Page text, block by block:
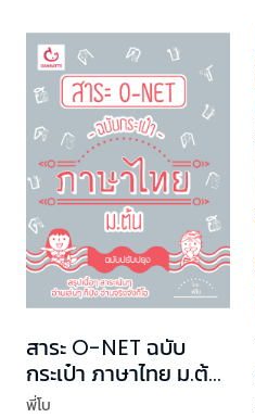
สาระ O-NET ฉบับ
กระเป๋า ภาษาไทย ม.ต้น
(ฉบับปรับปรุง)
พี่โบ